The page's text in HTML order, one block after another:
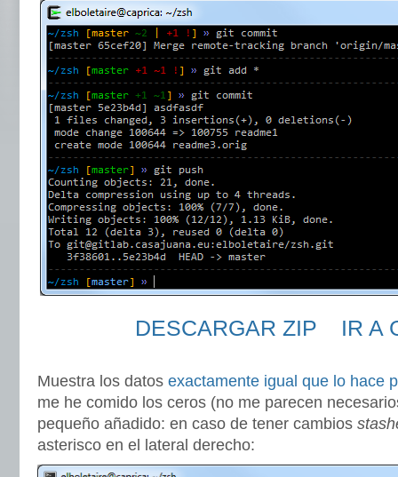
DESCARGAR ZIP IR A
Muestra los datos exactamente igual que lo hace
me he comido los ceros (no me parecen
pequeño añadido: en caso de tener cambios
asterisco en el lateral derecho: